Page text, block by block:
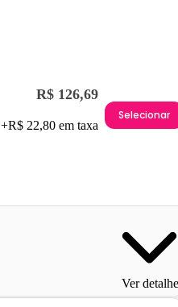
R$ 126,69
+R$ 22,80 em taxa
Selecionar
Ver